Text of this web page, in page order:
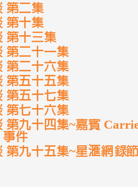
第二集
第十集
第十三集
第二十一集
第二十六集
第五十五集
第五十七集
第七十六集
第九十四集~嘉賓
事件
第九十五集~星滙網錄